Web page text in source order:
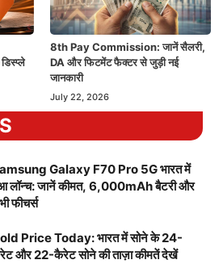
8th Pay Commission: जानें सैलरी,
DA और फिटमेंट फैक्टर से जुड़ी नई
जानकारी
July 22, 2026
Galaxy F70 Pro 5G भारत में
लॉन्च: जानें कीमत, 6,000mAh बैटरी और
फीचर्स
Price Today: भारत में सोने के 24-
और 22-कैरेट सोने की ताज़ा कीमतें देखें